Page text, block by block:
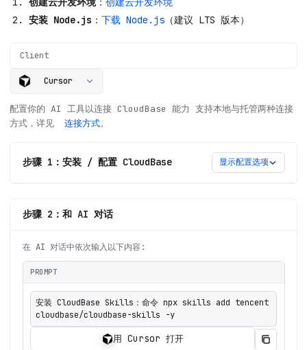
安装 Node.js ： 下载 Node.js （建议 LTS 版本）
Client
Cursor
配置你的 AI 工具以连接 CloudBase 能力 支持本地与托管两种连接
方式，详见
连接方式。
步骤 1：安装 / 配置 CloudBase 显示配置选项
步骤 2：和 AI 对话
在 AI 对话中依次输入以下内容:
PROMPT
安装 CloudBase Skills：命令 npx skills add tencent
cloudbase/cloudbase-skills -y
用 Cursor 打开